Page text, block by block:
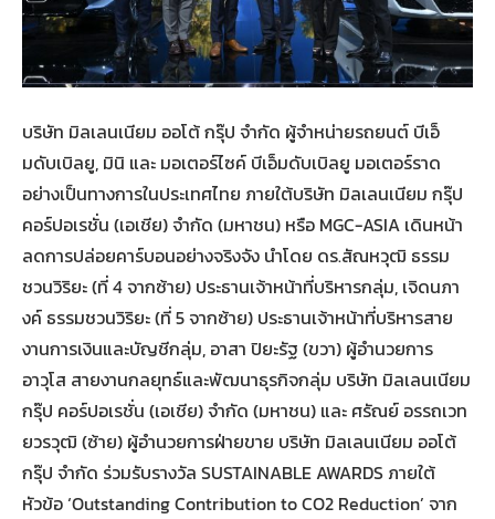
บริษัท มิลเลนเนียม ออโต้ กรุ๊ป จำกัด ผู้จำหน่ายรถยนต์ บีเอ็
มดับเบิลยู, มินิ และ มอเตอร์ไซค์ บีเอ็มดับเบิลยู มอเตอร์ราด
อย่างเป็นทางการในประเทศไทย ภายใต้บริษัท มิลเลนเนียม กรุ๊ป
คอร์ปอเรชั่น (เอเชีย) จำกัด (มหาชน) หรือ MGC-ASIA เดินหน้า
ลดการปล่อยคาร์บอนอย่างจริงจัง นำโดย ดร.สัณหวุฒิ ธรรม
ชวนวิริยะ (ที่ 4 จากซ้าย) ประธานเจ้าหน้าที่บริหารกลุ่ม, เจิดนภา
งค์ ธรรมชวนวิริยะ (ที่ 5 จากซ้าย) ประธานเจ้าหน้าที่บริหารสาย
งานการเงินและบัญชีกลุ่ม, อาสา ปิยะรัฐ (ขวา) ผู้อำนวยการ
อาวุโส สายงานกลยุทธ์และพัฒนาธุรกิจกลุ่ม บริษัท มิลเลนเนียม
กรุ๊ป คอร์ปอเรชั่น (เอเชีย) จำกัด (มหาชน) และ ศรัณย์ อรรถเวท
ยวรวุฒิ (ซ้าย) ผู้อำนวยการฝ่ายขาย บริษัท มิลเลนเนียม ออโต้
กรุ๊ป จำกัด ร่วมรับรางวัล SUSTAINABLE AWARDS ภายใต้
หัวข้อ ‘Outstanding Contribution to CO2 Reduction’ จาก